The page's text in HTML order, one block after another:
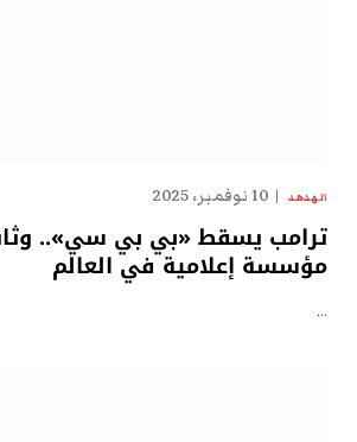
الهدهد 10 نوفمبر، 2025
ترامب يسقط «بي بي سي»..
مؤسسة إعلامية في العالم
…